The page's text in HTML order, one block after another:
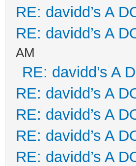
RE: davidd’s A
RE: davidd’s A
AM
RE: davidd’s A
RE: davidd’s A
RE: davidd’s A
RE: davidd’s A
RE: davidd’s A